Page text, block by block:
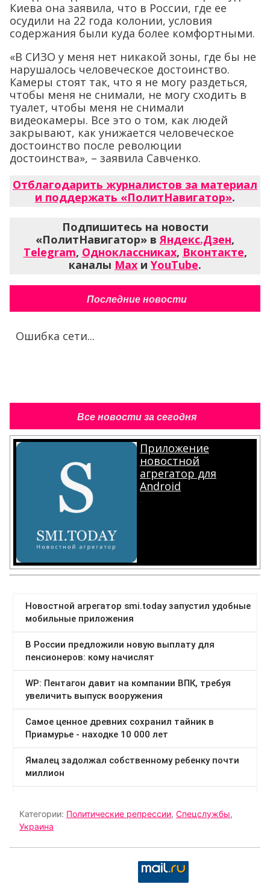
Киева она заявила, что в России, где ее
осудили на 22 года колонии, условия
содержания были куда более комфортными.
«В СИЗО у меня нет никакой зоны, где бы не
нарушалось человеческое достоинство.
Камеры стоят так, что я не могу раздеться,
чтобы меня не снимали, не могу сходить в
туалет, чтобы меня не снимали
видеокамеры. Все это о том, как людей
закрывают, как унижается человеческое
достоинство после революции
достоинства», – заявила Савченко.
Отблагодарить журналистов за материал
и поддержать «ПолитНавигатор».
Подпишитесь на новости
«ПолитНавигатор» вЯндекс.Дзен,
Telegram, Одноклассниках, Вконтакте,
каналы Max и YouTube.
Последние новости
Ошибка сети...
Все новости за сегодня
Приложение
новостной
агрегатор для
Android
.
Категории: Политические репрессии, Спецслужбы,
Украина